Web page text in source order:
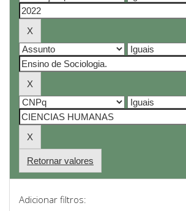
Retornar valores
Adicionar filtros: